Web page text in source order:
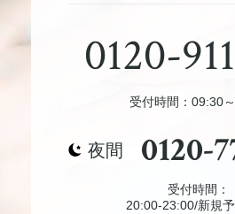
0120-
受付時間：09:30
夜間 0120-
受付時間：
20:00-23:00/新規